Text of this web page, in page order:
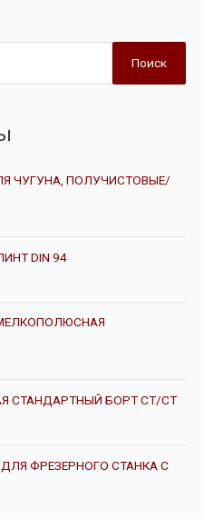
Поиск
ЧУГУНА, ПОЛУЧИСТОВЫЕ/
DIN 94
СТАНДАРТНЫЙ БОРТ СТ/СТ
ФРЕЗЕРНОГО СТАНКА С